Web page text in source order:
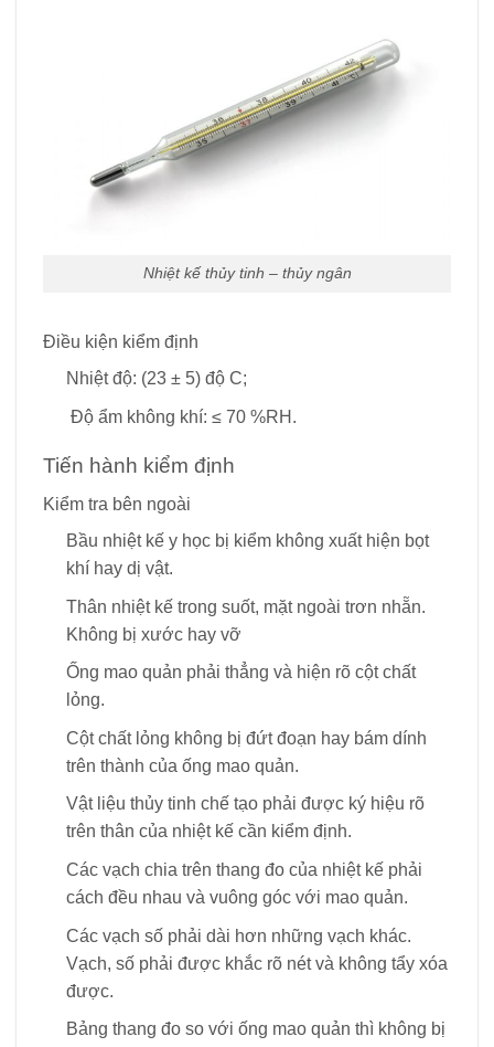
Nhiệt kế thủy tinh – thủy ngân
Điều kiện kiểm định
Nhiệt độ: (23 ± 5) độ C;
Độ ẩm không khí: ≤ 70 %RH.
Tiến hành kiểm định
Kiểm tra bên ngoài
Bầu nhiệt kế y học bị kiểm không xuất hiện bọt
khí hay dị vật.
Thân nhiệt kế trong suốt, mặt ngoài trơn nhẵn.
Không bị xước hay vỡ
Ống mao quản phải thẳng và hiện rõ cột chất
lỏng.
Cột chất lỏng không bị đứt đoạn hay bám dính
trên thành của ống mao quản.
Vật liệu thủy tinh chế tạo phải được ký hiệu rõ
trên thân của nhiệt kế cần kiểm định.
Các vạch chia trên thang đo của nhiệt kế phải
cách đều nhau và vuông góc với mao quản.
Các vạch số phải dài hơn những vạch khác.
Vạch, số phải được khắc rõ nét và không tẩy xóa
được.
Bảng thang đo so với ống mao quản thì không bị